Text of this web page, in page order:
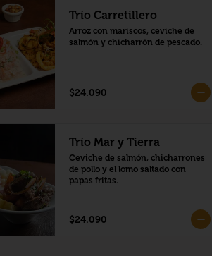
Trío Carretillero
Arroz con mariscos, ceviche de
salmón y chicharrón de pescado.
$24.090
Trío Mar y Tierra
Ceviche de salmón, chicharrones
de pollo y el lomo saltado con
papas fritas.
$24.090